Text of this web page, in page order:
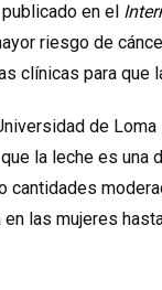
en el
riesgo de
clínicas para que
de Loma
la leche es una
cantidades
las mujeres